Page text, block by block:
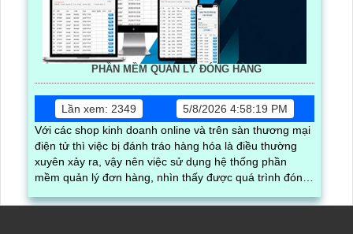
PHẦN MỀM QUẢN LÝ ĐÓNG HÀNG
Lần xem: 2349
5/8/2026 4:58:19 PM
Với các shop kinh doanh online và trên sàn thương mại
điện tử thì việc bị đánh tráo hàng hóa là điều thường
xuyên xảy ra, vậy nên việc sử dụng hệ thống phần
mềm quản lý đơn hàng, nhìn thấy được quá trình đóng
được ghi lại một cách dễ dàng